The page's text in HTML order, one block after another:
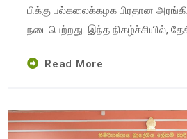
பிக்கு பல்கலைக்கழக பிரதான
நடைபெற்றது. இந்த நிகழ்ச்சியில்,
Read More